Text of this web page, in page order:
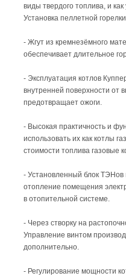
виды твердого топлива, и
Установка пеллетной
- Жгут из кремнезёмного
обеспечивает длительное
- Эксплуатация котлов
внутренней поверхности от
предотвращает ожоги.
- Высокая практичность и
использовать их как котлы
стоимости топлива газовые
- Установленный блок ТЭНов
отопление помещения
в отопительной системе.
- Через створку на
Управление винтом
дополнительно.
- Регулирование мощности